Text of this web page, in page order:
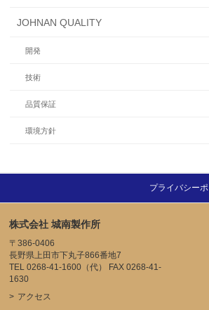
JOHNAN QUALITY
開発
技術
品質保証
環境方針
プライバシー
株式会社 城南製作所
〒386-0406
長野県上田市下丸子866番地7
TEL 0268-41-1600（代） FAX 0268-41-
1630
アクセス